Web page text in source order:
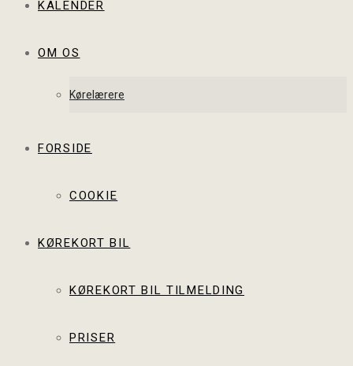
KALENDER
OM OS
Kørelærere
FORSIDE
COOKIE
KØREKORT BIL
KØREKORT BIL TILMELDING
PRISER